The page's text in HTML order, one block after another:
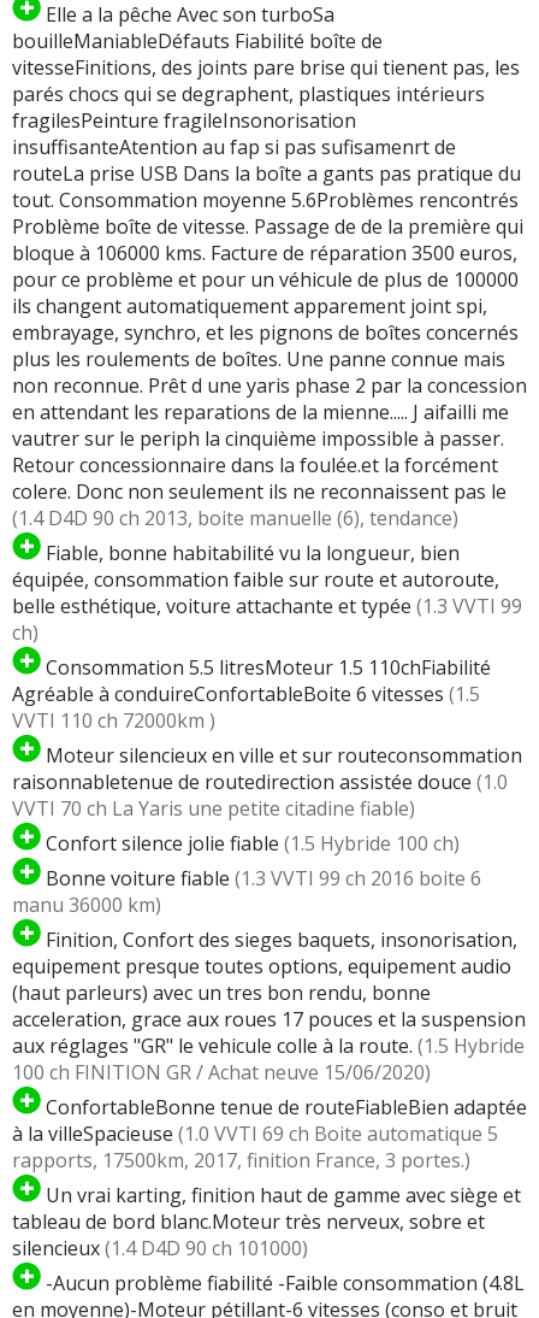
Elle a la pêche Avec son turboSa
bouilleManiableDéfauts Fiabilité boîte de
vitesseFinitions, des joints pare brise qui tienent pas, les
parés chocs qui se degraphent, plastiques intérieurs
fragilesPeinture fragileInsonorisation
insuffisanteAtention au fap si pas sufisamenrt de
routeLa prise USB Dans la boîte a gants pas pratique du
tout. Consommation moyenne 5.6Problèmes rencontrés
Problème boîte de vitesse. Passage de de la première qui
bloque à 106000 kms. Facture de réparation 3500 euros,
pour ce problème et pour un véhicule de plus de 100000
ils changent automatiquement apparement joint spi,
embrayage, synchro, et les pignons de boîtes concernés
plus les roulements de boîtes. Une panne connue mais
non reconnue. Prêt d une yaris phase 2 par la concession
en attendant les reparations de la mienne..... J aifailli me
vautrer sur le periph la cinquième impossible à passer.
Retour concessionnaire dans la foulée.et la forcément
colere. Donc non seulement ils ne reconnaissent pas le
(1.4 D4D 90 ch 2013, boite manuelle (6), tendance)
Fiable, bonne habitabilité vu la longueur, bien
équipée, consommation faible sur route et autoroute,
belle esthétique, voiture attachante et typée (1.3 VVTI 99
ch)
Consommation 5.5 litresMoteur 1.5 110chFiabilité
Agréable à conduireConfortableBoite 6 vitesses (1.5
VVTI 110 ch 72000km )
Moteur silencieux en ville et sur routeconsommation
raisonnabletenue de routedirection assistée douce (1.0
VVTI 70 ch La Yaris une petite citadine fiable)
Confort silence jolie fiable (1.5 Hybride 100 ch)
Bonne voiture fiable (1.3 VVTI 99 ch 2016 boite 6
manu 36000 km)
Finition, Confort des sieges baquets, insonorisation,
equipement presque toutes options, equipement audio
(haut parleurs) avec un tres bon rendu, bonne
acceleration, grace aux roues 17 pouces et la suspension
aux réglages "GR" le vehicule colle à la route. (1.5 Hybride
100 ch FINITION GR / Achat neuve 15/06/2020)
ConfortableBonne tenue de routeFiableBien adaptée
à la villeSpacieuse (1.0 VVTI 69 ch Boite automatique 5
rapports, 17500km, 2017, finition France, 3 portes.)
Un vrai karting, finition haut de gamme avec siège et
tableau de bord blanc.Moteur très nerveux, sobre et
silencieux(1.4 D4D 90 ch 101000)
-Aucun problème fiabilité -Faible consommation (4.8L
en moyenne)-Moteur pétillant-6 vitesses (conso et bruit